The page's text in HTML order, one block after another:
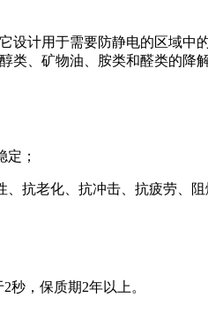
设计用于需要防静电的区域中
、矿物油、胺类和醛类的降
；
抗老化、抗冲击、抗疲劳、阻
秒，保质期2年以上。